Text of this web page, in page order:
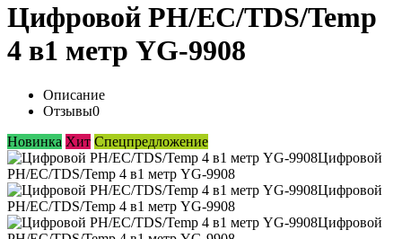
Цифровой PH/EC/TDS/Temp
4 в1 метр YG-9908
Описание
Отзывы0
Новинка Хит Спецпредложение